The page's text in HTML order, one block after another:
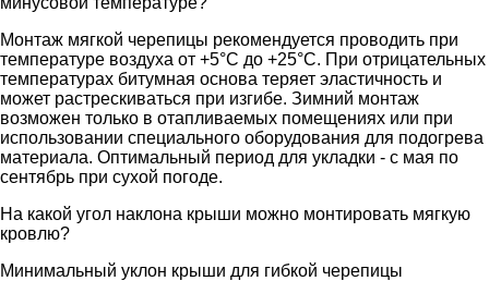
Монтаж мягкой черепицы рекомендуется проводить при
температуре воздуха от +5°C до +25°C. При отрицательных
температурах битумная основа теряет эластичность и
может растрескиваться при изгибе. Зимний монтаж
возможен только в отапливаемых помещениях или при
использовании специального оборудования для подогрева
материала. Оптимальный период для укладки - с мая по
сентябрь при сухой погоде.
На какой угол наклона крыши можно монтировать мягкую
кровлю?
Минимальный уклон крыши для гибкой черепицы